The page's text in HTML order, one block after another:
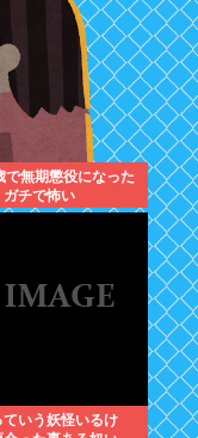
で無期懲役になった
チで怖い
ていう妖怪いるけ